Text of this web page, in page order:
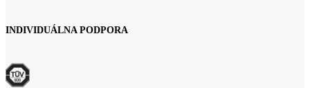
INDIVIDUÁLNA PODPORA